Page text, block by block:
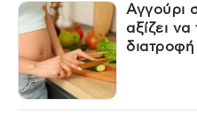
Αγγούρι
αξίζει